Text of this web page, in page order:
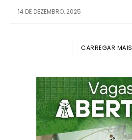
14 DE DEZEMBRO, 2025
CARREGAR MAIS